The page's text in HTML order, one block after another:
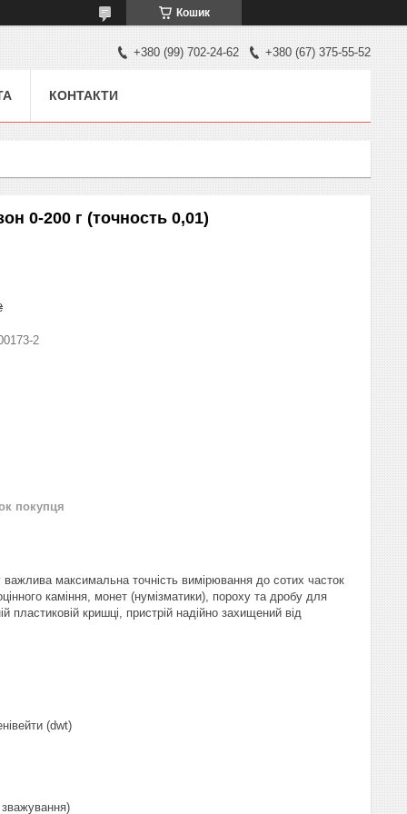
Кошик
+380 (99) 702-24-62 +380 (67) 375-55-52
КОНТАКТИ
0-200 г (точность 0,01)
2
покупця
максимальна точність вимірювання до сотих часток
каміння, монет (нумізматики), пороху та дробу для
пластиковій кришці, пристрій надійно захищений від
(dwt)